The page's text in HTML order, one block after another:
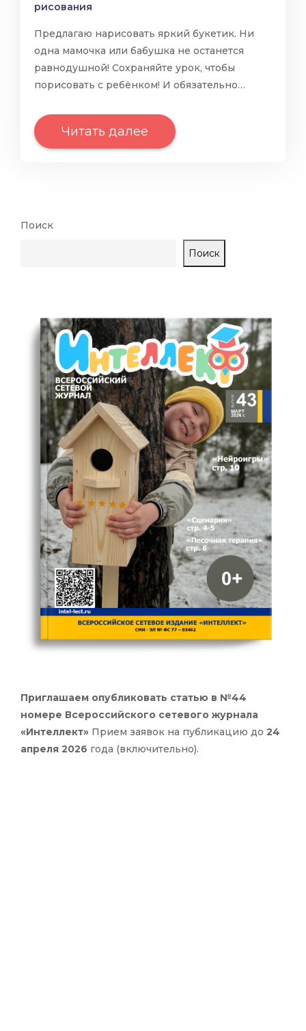
рисования
Предлагаю нарисовать яркий букетик. Ни
одна мамочка или бабушка не останется
равнодушной! Сохраняйте урок, чтобы
порисовать с ребёнком! И обязательно…
Читать далее
Поиск
Поиск
Приглашаем опубликовать статью в №44
номере Всероссийского сетевого журнала
«Интеллект» Прием заявок на публикацию до 24
апреля 2026 года (включительно).